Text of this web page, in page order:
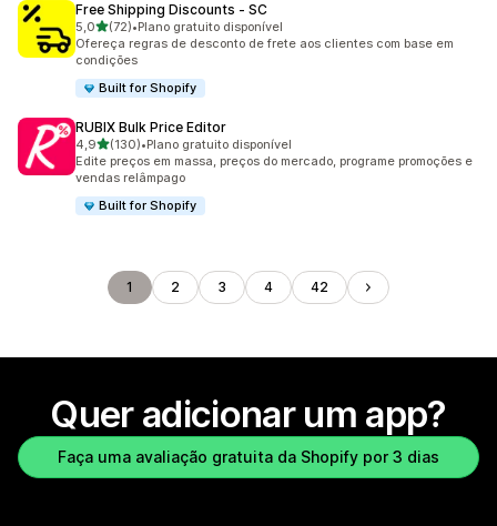
Free Shipping Discounts ‑ SC
5,0de 5 estrelas
(72)
72 avaliações ao todo
•Plano gratuito disponível
Ofereça regras de desconto de frete aos clientes com base em
condições
Built for Shopify
RUBIX Bulk Price Editor
4,9de 5 estrelas
(130)
130 avaliações ao todo
•Plano gratuito disponível
Edite preços em massa, preços do mercado, programe promoções e
vendas relâmpago
Built for Shopify
1 2 3 4 42
Quer adicionar um app?
Faça uma avaliação gratuita da Shopify por 3 dias